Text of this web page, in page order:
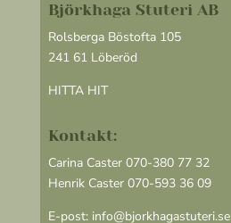
Björkhaga Stuteri AB
Rolsberga Böstofta 105
241 61 Löberöd
HITTA HIT
Kontakt:
Carina Caster 070-380 77 32
Henrik Caster 070-593 36 09
E-post: info@bjorkhagastuteri.se